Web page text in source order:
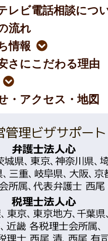
レビ電話相談につ
流れ
情報
さにこだわる理由
・アクセス・地図
管理ビザサポート